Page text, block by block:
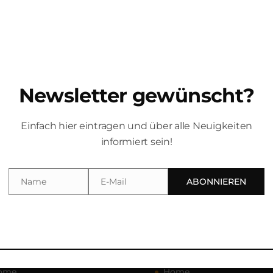
VVK: 15 € Tickets gibt es im Atelier Teufelsbäck (Batteriegasse
Website. RICHIE NECKER SOLO The music fan Richie
Nächste
Navigation
Newsletter gewünscht?
Einfach hier eintragen und über alle Neuigkeiten
informiert sein!
Name
Name
Email
E-Mail ABONNIEREN